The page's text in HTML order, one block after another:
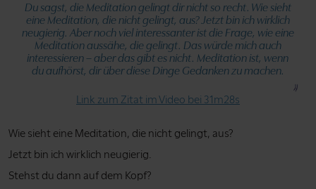
Du sagst, die Meditation gelingt dir nicht so recht. Wie sieht
eine Meditation, die nicht gelingt, aus? Jetzt bin ich wirklich
neugierig. Aber noch viel interessanter ist die Frage, wie eine
Meditation aussähe, die gelingt. Das würde mich auch
interessieren – aber das gibt es nicht. Meditation ist, wenn
du aufhörst, dir über diese Dinge Gedanken zu machen.
Link zum Zitat im Video bei 31m28s
Wie sieht eine Meditation, die nicht gelingt, aus?
Jetzt bin ich wirklich neugierig.
Stehst du dann auf dem Kopf?